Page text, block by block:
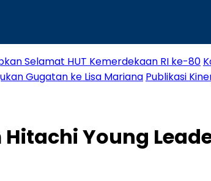
Selamat HUT Kemerdekaan RI ke-80
Gugatan ke Lisa Mariana Publikasi
Young